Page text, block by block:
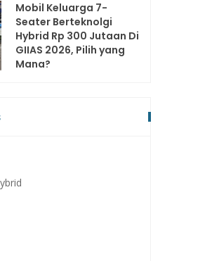
Mobil Keluarga 7-
Seater Berteknolgi
Hybrid Rp 300 Jutaan Di
GIIAS 2026, Pilih yang
Mana?